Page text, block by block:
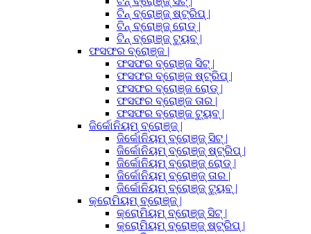
ଟିନ୍ ବ୍ରୋଞ୍ଜ୍ ଷ୍ଟ୍ରିପ୍ |
ଟିନ୍ ବ୍ରୋଞ୍ଜ୍ ରୋଡ୍ |
ଟିନ୍ ବ୍ରୋଞ୍ଜ୍ ଟ୍ୟୁବ୍ |
ଫସଫର ବ୍ରୋଞ୍ଜ |
ଫସଫର ବ୍ରୋଞ୍ଜ ସିଟ୍ |
ଫସଫର ବ୍ରୋଞ୍ଜ ଷ୍ଟ୍ରିପ୍ |
ଫସଫର ବ୍ରୋଞ୍ଜ ରୋଡ୍ |
ଫସଫର ବ୍ରୋଞ୍ଜ ତାର |
ଫସଫର ବ୍ରୋଞ୍ଜ ଟ୍ୟୁବ୍ |
ଜିର୍କୋନିୟମ୍ ବ୍ରୋଞ୍ଜ୍ |
ଜିର୍କୋନିୟମ୍ ବ୍ରୋଞ୍ଜ୍ ସିଟ୍ |
ଜିର୍କୋନିୟମ୍ ବ୍ରୋଞ୍ଜ୍ ଷ୍ଟ୍ରିପ୍ |
ଜିର୍କୋନିୟମ୍ ବ୍ରୋଞ୍ଜ୍ ରୋଡ୍ |
ଜିର୍କୋନିୟମ୍ ବ୍ରୋଞ୍ଜ୍ ତାର |
ଜିର୍କୋନିୟମ୍ ବ୍ରୋଞ୍ଜ୍ ଟ୍ୟୁବ୍ |
କ୍ରୋମିୟମ୍ ବ୍ରୋଞ୍ଜ୍ |
କ୍ରୋମିୟମ୍ ବ୍ରୋଞ୍ଜ୍ ସିଟ୍ |
କ୍ରୋମିୟମ୍ ବ୍ରୋଞ୍ଜ୍ ଷ୍ଟ୍ରିପ୍ |